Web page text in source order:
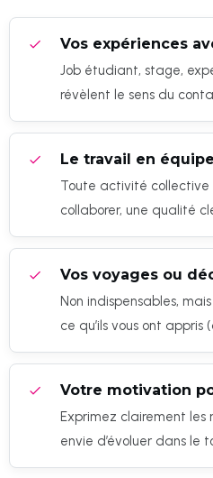
Vos expériences
Job étudiant, stage,
révèlent le sens du
Le travail en équipe
Toute activité
collaborer, une qualité
Vos voyages ou
Non indispensables,
ce qu’ils vous ont
Votre motivation
Exprimez clairement les
envie d’évoluer dans le